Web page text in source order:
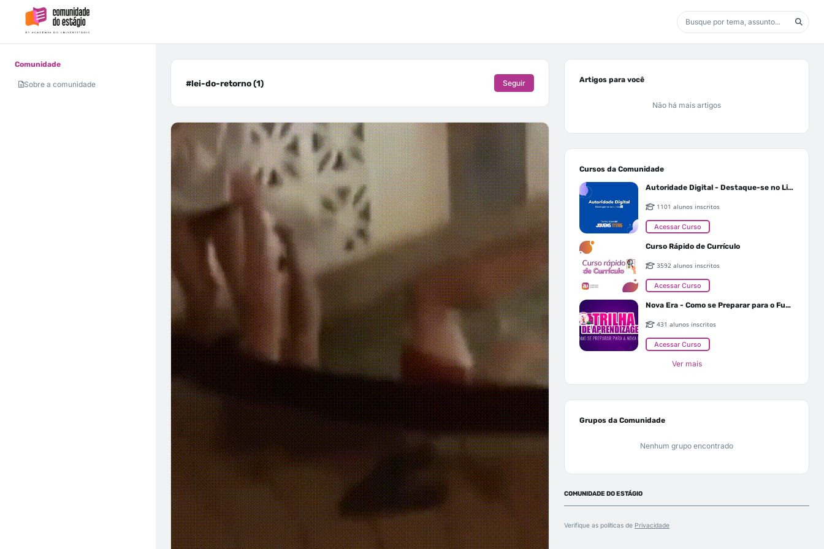
Comunidade
Sobre a comunidade #lei-do-retorno (1) Seguir Artigos para você
Não há mais artigos
Cursos da Comunidade
Autoridade Digital - Destaque-se no Linkedin
1101 alunos inscritos
Acessar Curso
Curso Rápido de Currículo
3592 alunos inscritos
Acessar Curso
Nova Era - Como se Preparar para o Futuro
431 alunos inscritos
Acessar Curso
Ver mais
Grupos da Comunidade
Nenhum grupo encontrado
COMUNIDADE DO ESTÁGIO
Verifique as políticas de Privacidade